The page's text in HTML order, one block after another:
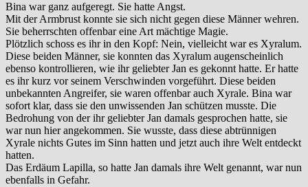
Bina war ganz aufgeregt. Sie hatte Angst.
Mit der Armbrust konnte sie sich nicht gegen diese Männer wehren.
Sie beherrschten offenbar eine Art mächtige Magie.
Plötzlich schoss es ihr in den Kopf: Nein, vielleicht war es Xyralum.
Diese beiden Männer, sie konnten das Xyralum augenscheinlich
ebenso kontrollieren, wie ihr geliebter Jan es gekonnt hatte. Er hatte
es ihr kurz vor seinem Verschwinden vorgeführt. Diese beiden
unbekannten Angreifer, sie waren offenbar auch Xyrale. Bina war
sofort klar, dass sie den unwissenden Jan schützen musste. Die
Bedrohung von der ihr geliebter Jan damals gesprochen hatte, sie
war nun hier angekommen. Sie wusste, dass diese abtrünnigen
Xyrale nichts Gutes im Sinn hatten und jetzt auch ihre Welt entdeckt
hatten.
Das Erdäum Lapilla, so hatte Jan damals ihre Welt genannt, war nun
ebenfalls in Gefahr.